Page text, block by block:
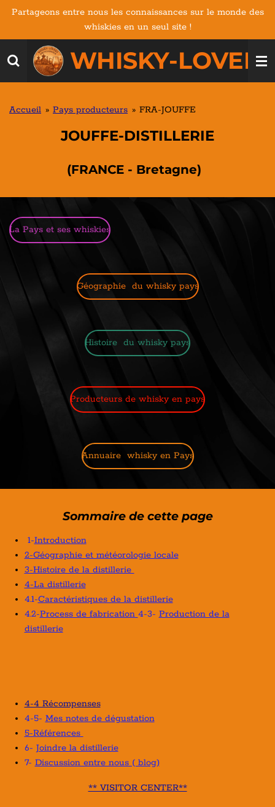
Passer
contenu
principal
WHISKY-
Partageons entre nous les connaissances sur le monde des
whiskies en un seul site !
Accueil » Pays producteurs » FRA-JOUFFE
JOUFFE-DISTILLERIE
(FRANCE - Bretagne)
La Pays et ses whiskies
Géographie du whisky pays
Histoire du whisky pays
Producteurs de whisky en pays
Annuaire whisky en Pays
Sommaire de cette page
1-Introduction
2-Géographie et météorologie locale
3-Histoire de la distillerie
4-La distillerie
4.1-Caractéristiques de la distillerie
4.2-Process de fabrication 4-3- Production de la
distillerie
4-4 Récompenses
4-5- Mes notes de dégustation
5-Références
6- Joindre la distillerie
7- Discussion entre nous ( blog)
** VISITOR CENTER**